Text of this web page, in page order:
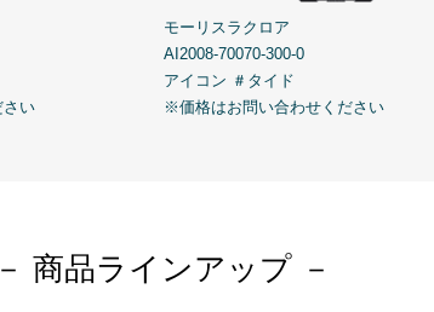
い
モーリスラクロア
AI2008-70070-300-0
アイコン ＃タイド
※価格はお問い合わせください
－ 商品ラインアップ －